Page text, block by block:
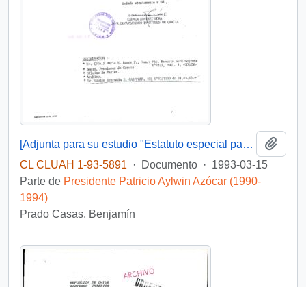
[Adjunta para su estudio "Estatuto especial para el personal que ejerce funciones fiscalizadoras en el Servicio Nacional de Aduanas y Servicio de Impuestos Internos]
CL CLUAH 1-93-5891
· Documento · 1993-03-15
Parte de Presidente Patricio Aylwin Azócar (1990-
1994)
Prado Casas, Benjamín